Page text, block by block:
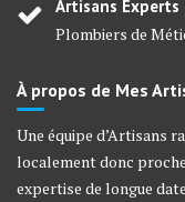
Artisans Experts
Plombiers de
À propos de Mes
Une équipe d’Artisans
localement donc
expertise de longue